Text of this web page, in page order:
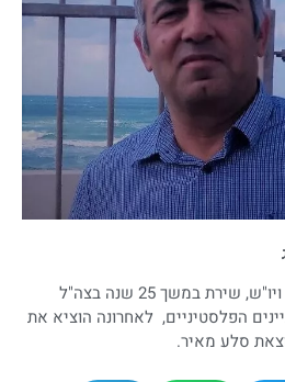
יעקב סבג הוא מומחה לעזה ויו"ש, שירת במשך 25 שנה בצה"ל
הפלסטיניים, לאחרונה הוציא את
סלע מאיר.